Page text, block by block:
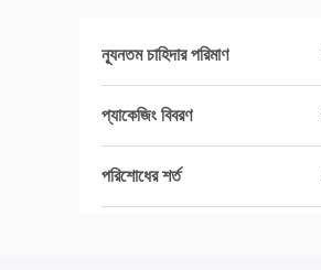
ন্যূনতম চাহিদার পরিমাণ
প্যাকেজিং বিবরণ
পরিশোধের শর্ত